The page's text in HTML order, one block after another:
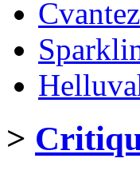
Cvantez
>